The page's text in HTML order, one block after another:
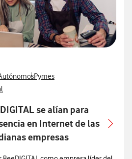
relacionados con
más notas de prensa relacionados con
Ver más notas de prensa
Pymes
relacionados con
se alían para
en Internet de las
empresas